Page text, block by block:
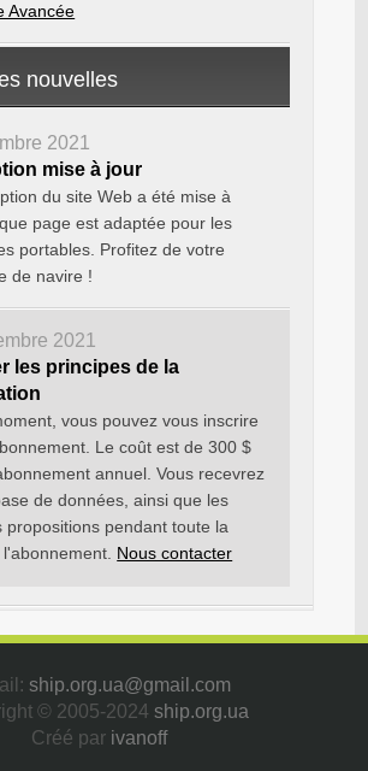
Avancée
nouvelles
2021
mise à jour
du site Web a été mise à
page est adaptée pour les
portables. Profitez de votre
de navire !
2021
les principes de la
vous pouvez vous inscrire
Le coût est de 300 $
annuel. Vous recevrez
de données, ainsi que les
propositions pendant toute la
Nous contacter
ship.org.ua@gmail.com
© 2005-2024 ship.org.ua
Créé par ivanoff